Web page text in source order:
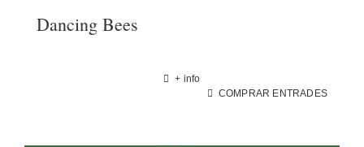
Dancing Bees
+ info
COMPRAR ENTRADES